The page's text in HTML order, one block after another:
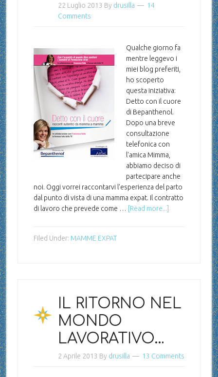
22 Luglio 2013 By drusilla
14
Comments
Qualche giorno fa
mentre leggevo i
miei blog preferiti,
ho scoperto
questa iniziativa:
Detto con il cuore
di Bepanthenol.
Dopo una breve
consultazione
telefonica con
l'amica Mimma,
abbiamo deciso di
partecipare anche
noi. Oggi vorrei raccontarvi l'esperienza del parto
dal punto di vista di una mamma expat. Il contratto
di lavoro che prevede come …
[Read more...]
Filed Under: MAMME EXPAT
IL RITORNO NEL
MONDO
LAVORATIVO…
2 Aprile 2013 By drusilla 13 Comments